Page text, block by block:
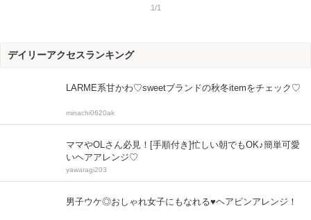
1/1
デイリーアクセスランキング
LARME系甘かわ♡sweetブランドの秋冬itemをチェック♡
minachi0620ak
ママやOLさん必見！[手順付き]忙しい朝でもOK♪簡単可愛
いヘアアレンジ♡
yawaragi203
男子ウケ◎おしゃれ女子にもなれる♥ヘアピンアレンジ！